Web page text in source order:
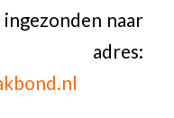
naar